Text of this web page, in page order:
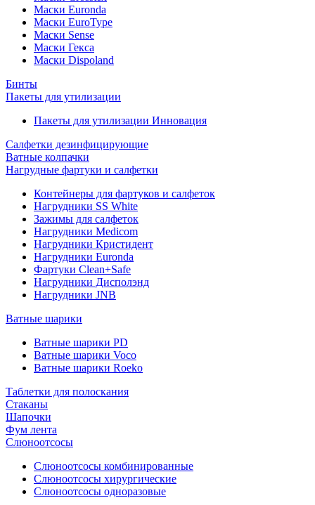
Маски Euronda
Маски EuroType
Маски Sense
Маски Гекса
Маски Dispoland
Бинты
Пакеты для утилизации
Пакеты для утилизации Инновация
Салфетки дезинфицирующие
Ватные колпачки
Нагрудные фартуки и салфетки
Контейнеры для фартуков и салфеток
Нагрудники SS White
Зажимы для салфеток
Нагрудники Medicom
Нагрудники Кристидент
Нагрудники Euronda
Фартуки Clean+Safe
Нагрудники Дисполэнд
Нагрудники JNB
Ватные шарики
Ватные шарики PD
Ватные шарики Voco
Ватные шарики Roeko
Таблетки для полоскания
Стаканы
Шапочки
Фум лента
Слюноотсосы
Слюноотсосы комбинированные
Слюноотсосы хирургические
Слюноотсосы одноразовые